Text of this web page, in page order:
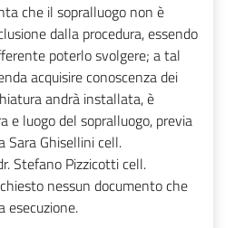
che il sopralluogo non è
dalla procedura, essendo
poterlo svolgere; a tal
acquisire conoscenza dei
andrà installata, è
e luogo del sopralluogo, previa
Sara Ghisellini cell.
Stefano Pizzicotti cell.
nessun documento che
esecuzione.